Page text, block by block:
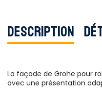
Description
La façade de Grohe pour
avec une présentation